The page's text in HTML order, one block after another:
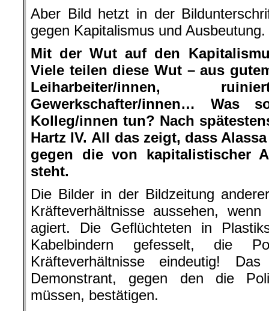
Aber Bild hetzt in der
gegen Kapitalismus und Ausbeutung.
Mit der Wut auf den
Viele teilen diese Wut – aus
Leiharbeiter/innen,
Gewerkschafter/innen… Was
Kolleg/innen tun? Nach
Hartz IV. All das zeigt, dass
gegen die von kapitalistischer
steht.
Die Bilder in der Bildzeitung
Kräfteverhältnisse aussehen,
agiert. Die Geflüchteten in
Kabelbindern gefesselt, die
Kräfteverhältnisse eindeutig!
Demonstrant, gegen den die
müssen, bestätigen.